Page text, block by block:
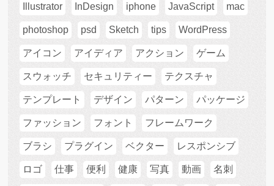
Illustrator InDesign iphone JavaScript mac
photoshop psd Sketch tips WordPress
アイコン アイディア アクション ゲーム
スウォッチ セキュリティー テクスチャ
テンプレート デザイン パターン パッケージ
ファッション フォント フレームワーク
ブラシ プラグイン ベクター レスポンシブ
ロゴ 仕事 便利 健康 写真 動画 名刺